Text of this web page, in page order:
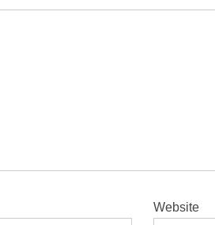
Website